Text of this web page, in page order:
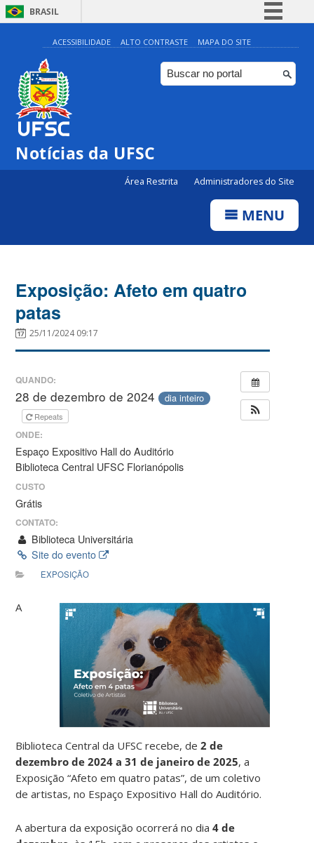
BRASIL
Simplifique!
Comunica BR
Participe
ACESSIBILIDADE ALTO CONTRASTE MAPA DO SITE
Notícias da UFSC
Área Restrita Administradores do Site
MENU
Exposição: Afeto em quatro
patas
25/11/2024 09:17
QUANDO:
28 de dezembro de 2024 dia inteiro
Repeats
ONDE:
Espaço Expositivo Hall do Auditório
Biblioteca Central UFSC Florianópolis
CUSTO
Grátis
CONTATO:
Biblioteca Universitária
Site do evento
EXPOSIÇÃO
A
Biblioteca Central da UFSC recebe, de2 de
dezembro de 2024 a 31 de janeiro de 2025, a
Exposição “Afeto em quatro patas”, de um coletivo
de artistas, no Espaço Expositivo Hall do Auditório.
A abertura da exposição ocorrerá no dia4 de